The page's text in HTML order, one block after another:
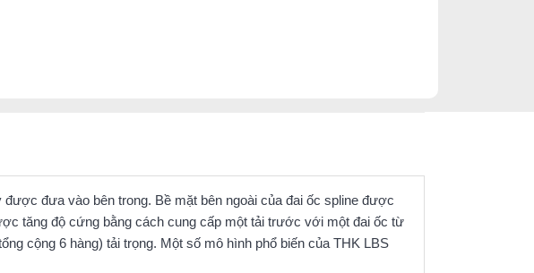
đưa vào bên trong. Bề mặt bên ngoài của đai ốc spline được
tăng độ cứng bằng cách cung cấp một tải trước với một đai ốc từ
cộng 6 hàng) tải trọng. Một số mô hình phổ biến của THK LBS